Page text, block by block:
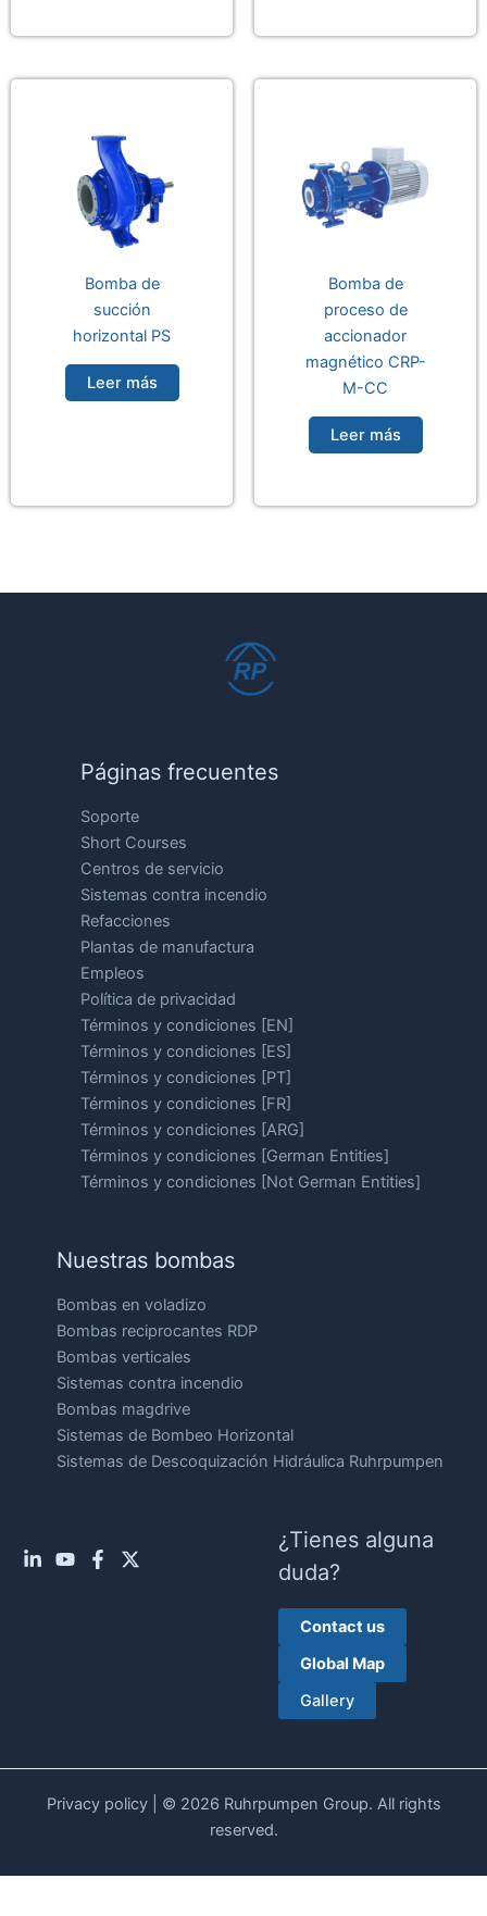
Bomba de
succión
horizontal PS
Leer más
Bomba de
proceso de
accionador
magnético CRP-
M-CC
Leer más
Páginas frecuentes
Soporte
Short Courses
Centros de servicio
Sistemas contra incendio
Refacciones
Plantas de manufactura
Empleos
Política de privacidad
Términos y condiciones [EN]
Términos y condiciones [ES]
Términos y condiciones [PT]
Términos y condiciones [FR]
Términos y condiciones [ARG]
Términos y condiciones [German Entities]
Términos y condiciones [Not German Entities]
Nuestras bombas
Bombas en voladizo
Bombas reciprocantes RDP
Bombas verticales
Sistemas contra incendio
Bombas magdrive
Sistemas de Bombeo Horizontal
Sistemas de Descoquización Hidráulica Ruhrpumpen
¿Tienes alguna
duda?
Contact us
Global Map
Gallery
Privacy policy| © 2026 Ruhrpumpen Group. All rights
reserved.